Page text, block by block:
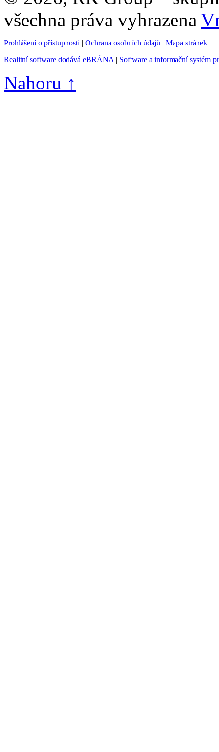
všechna práva vyhrazena
Prohlášení o přístupnosti | Ochrana osobních údajů | Mapa stránek
Realitní software dodává eBRÁNA | Software a informační systém
Nahoru ↑